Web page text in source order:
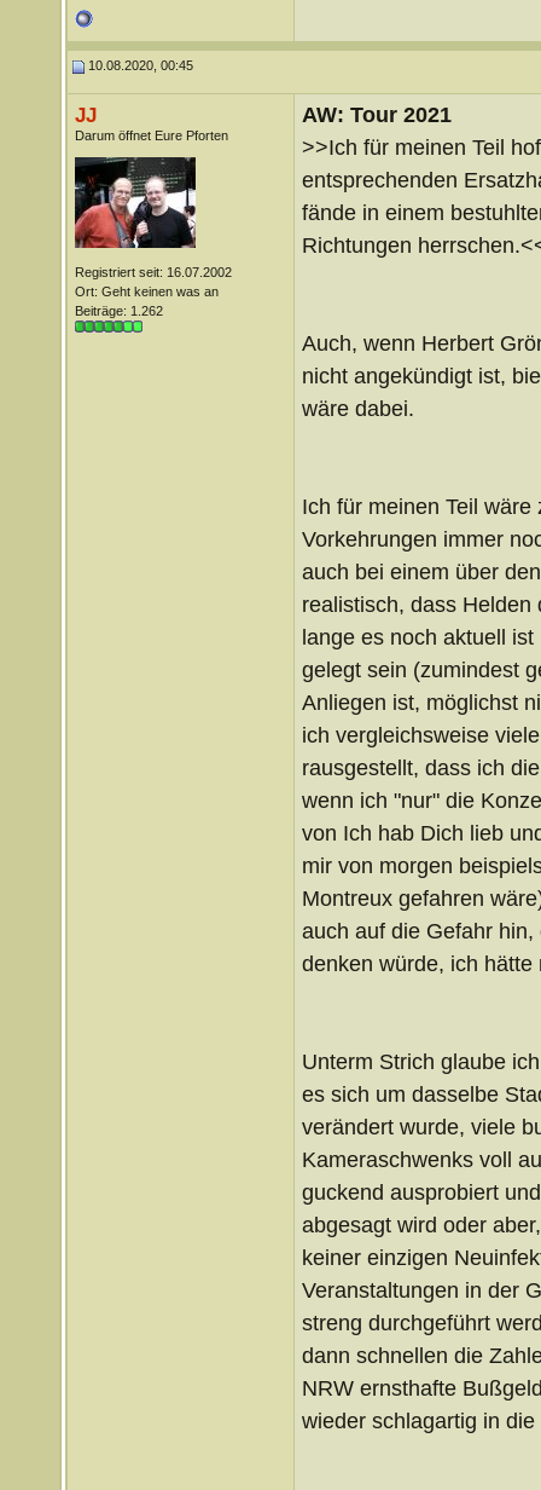
10.08.2020, 00:45
JJ
Darum öffnet Eure Pforten
Registriert seit: 16.07.2002
Ort: Geht keinen was an
Beiträge: 1.262
AW: Tour 2021
>>Ich für meinen Teil
entsprechenden
fände in einem
Richtungen
Auch, wenn Herbert
nicht angekündigt ist,
wäre dabei.
Ich für meinen Teil
Vorkehrungen immer
auch bei einem über
realistisch, dass
lange es noch aktuell
gelegt sein (zumindest
Anliegen ist, möglichst
ich vergleichsweise
rausgestellt, dass ich
wenn ich "nur" die
von Ich hab Dich lieb
mir von morgen
Montreux gefahren
auch auf die Gefahr
denken würde, ich
Unterm Strich glaube
es sich um dasselbe
verändert wurde, viele
Kameraschwenks voll
guckend ausprobiert
abgesagt wird oder
keiner einzigen
Veranstaltungen in der
streng durchgeführt
dann schnellen die
NRW ernsthafte
wieder schlagartig in die